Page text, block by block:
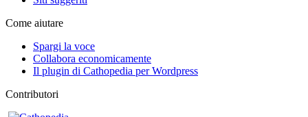
Come aiutare
Spargi la voce
Collabora economicamente
Il plugin di Cathopedia per Wordpress
Contributori